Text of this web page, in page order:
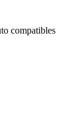
compatibles